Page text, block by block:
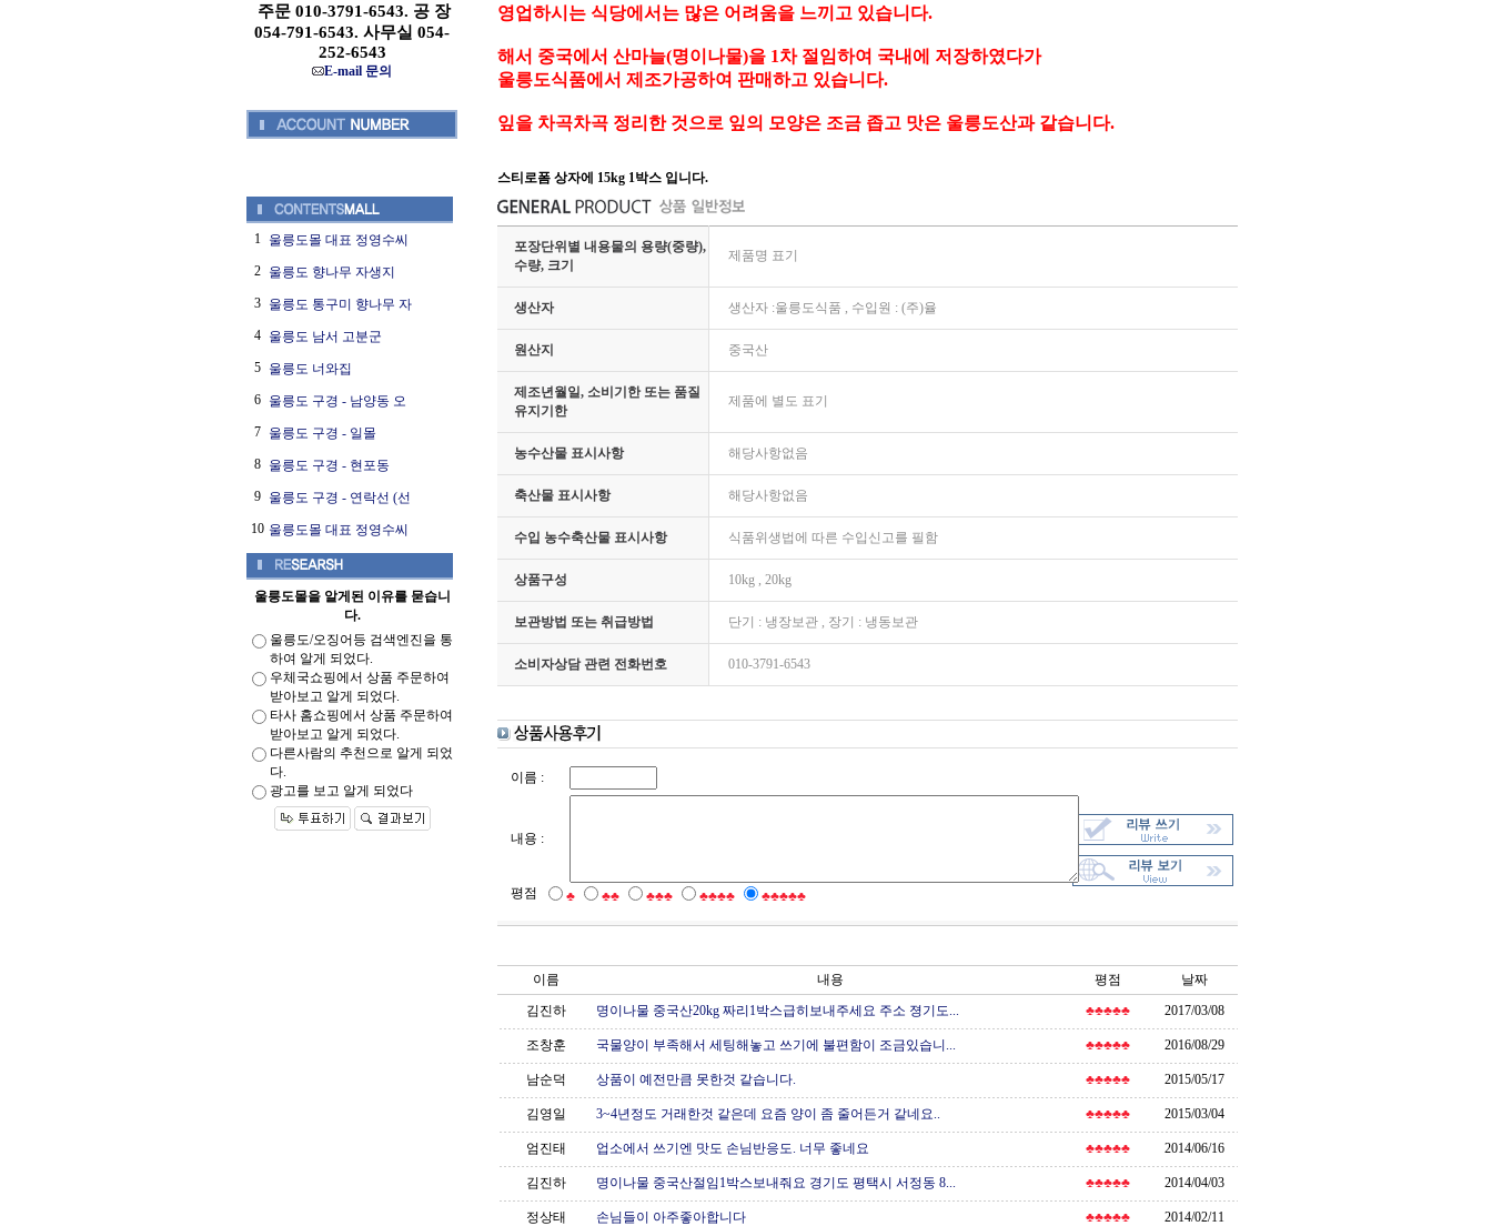
주문 010-3791-6543. 공 장
054-791-6543. 사무실 054-
252-6543
E-mail 문의
1 울릉도몰 대표 정영수씨
2 울릉도 향나무 자생지
3 울릉도 통구미 향나무 자
4 울릉도 남서 고분군
5 울릉도 너와집
6 울릉도 구경 - 남양동 오
7 울릉도 구경 - 일몰
8 울릉도 구경 - 현포동
9 울릉도 구경 - 연락선 (선
10 울릉도몰 대표 정영수씨
울릉도몰을 알게된 이유를 묻습니
다.
울릉도/오징어등 검색엔진을 통
하여 알게 되었다.
우체국쇼핑에서 상품 주문하여
받아보고 알게 되었다.
타사 홈쇼핑에서 상품 주문하여
받아보고 알게 되었다.
다른사람의 추천으로 알게 되었
다.
광고를 보고 알게 되었다
영업하시는 식당에서는 많은 어려움을 느끼고 있습니다.
해서 중국에서 산마늘(명이나물)을 1차 절임하여 국내에 저장하였다가
울릉도식품에서 제조가공하여 판매하고 있습니다.
잎을 차곡차곡 정리한 것으로 잎의 모양은 조금 좁고 맛은 울릉도산과 같습니다.
스티로폼 상자에 15kg 1박스 입니다.
포장단위별 내용물의 용량(중량),
수량, 크기
제품명 표기
생산자 생산자 :울릉도식품 , 수입원 : (주)율
원산지 중국산
제조년월일, 소비기한 또는 품질
유지기한
제품에 별도 표기
농수산물 표시사항 해당사항없음
축산물 표시사항 해당사항없음
수입 농수축산물 표시사항 식품위생법에 따른 수입신고를 필함
상품구성 10kg , 20kg
보관방법 또는 취급방법 단기 : 냉장보관 , 장기 : 냉동보관
소비자상담 관련 전화번호 010-3791-6543
이름 :
내용 :
평점 ♣ ♣♣ ♣♣♣ ♣♣♣♣ ♣♣♣♣♣
이름 내용 평점
날짜
김진하
명이나물 중국산20kg 짜리1박스급히보내주세요 주소 졍기도... ♣♣♣♣♣ 2017/03/08
조창훈 국물양이 부족해서 세팅해놓고 쓰기에 불편함이 조금있습니... ♣♣♣♣♣ 2016/08/29
남순덕 상품이 예전만큼 못한것 같습니다. ♣♣♣♣♣ 2015/05/17
김영일 3~4년정도 거래한것 같은데 요즘 양이 좀 줄어든거 같네요.. ♣♣♣♣♣ 2015/03/04
엄진태 업소에서 쓰기엔 맛도 손님반응도. 너무 좋네요 ♣♣♣♣♣ 2014/06/16
김진하 명이나물 중국산절임1박스보내줘요 경기도 평택시 서정동 8... ♣♣♣♣♣ 2014/04/03
정상태 손님들이 아주좋아합니다 ♣♣♣♣♣ 2014/02/11